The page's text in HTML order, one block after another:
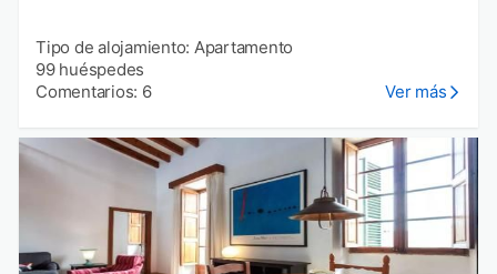
Tipo de alojamiento: Apartamento
99 huéspedes
Comentarios: 6
Ver más